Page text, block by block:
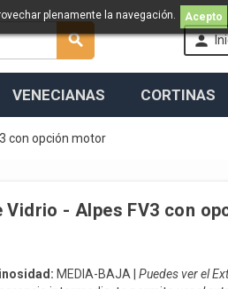
 
plenamente la navegación. Acepto
VENECIANAS CORTINAS
con opción motor
Vidrio - Alpes FV3 con
MEDIA-BAJA | Puedes ver el